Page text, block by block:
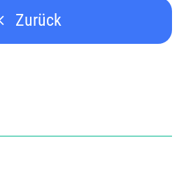
Zurück